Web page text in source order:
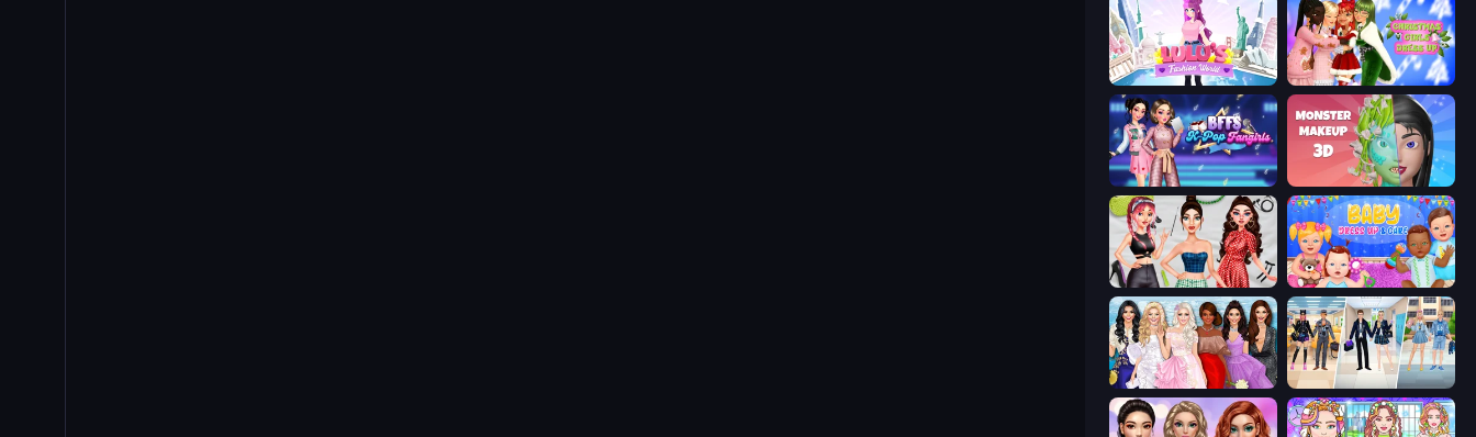
Lulu's Fashion World Christmas Girls Dress Up
BFFs K-Pop Fangirls Monster Makeup 3D
Brat Girl Summer Baby Dress Up
Model Dress Up Girl College Girl & Boy Makeover